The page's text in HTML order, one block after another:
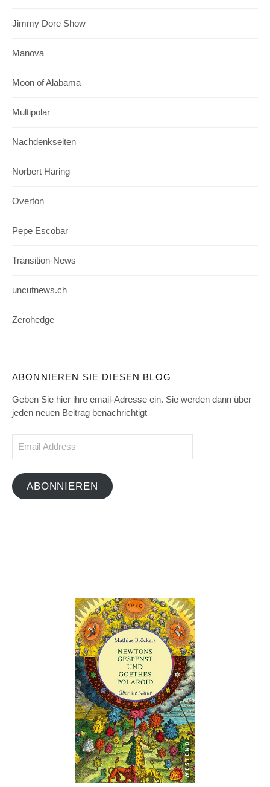
Jimmy Dore Show
Manova
Moon of Alabama
Multipolar
Nachdenkseiten
Norbert Häring
Overton
Pepe Escobar
Transition-News
uncutnews.ch
Zerohedge
ABONNIEREN SIE DIESEN BLOG
Geben Sie hier ihre email-Adresse ein. Sie werden dann über
jeden neuen Beitrag benachrichtigt
ABONNIEREN